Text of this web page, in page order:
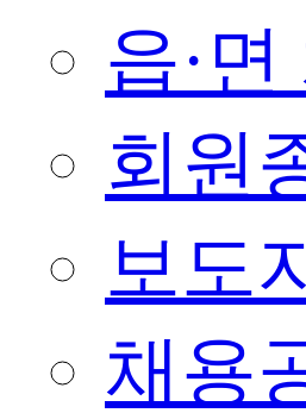
읍·
회원
보도
채용